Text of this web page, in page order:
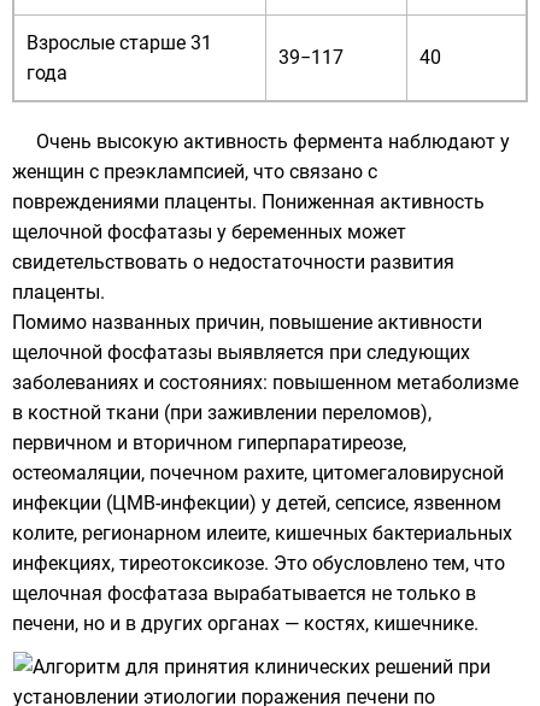
Взрослые старше 31
года
39−117 40
Очень высокую активность фермента наблюдают у
женщин с преэклампсией, что связано с
повреждениями плаценты. Пониженная активность
щелочной фосфатазы у беременных может
свидетельствовать о недостаточности развития
плаценты.
Помимо названных причин, повышение активности
щелочной фосфатазы выявляется при следующих
заболеваниях и состояниях: повышенном метаболизме
в костной ткани (при заживлении переломов),
первичном и вторичном гиперпаратиреозе,
остеомаляции, почечном рахите, цитомегаловирусной
инфекции (ЦМВ-инфекции) у детей, сепсисе, язвенном
колите, регионарном илеите, кишечных бактериальных
инфекциях, тиреотоксикозе. Это обусловлено тем, что
щелочная фосфатаза вырабатывается не только в
печени, но и в других органах — костях, кишечнике.